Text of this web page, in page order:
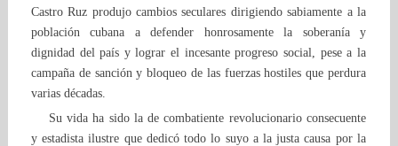
Castro Ruz produjo cambios seculares dirigiendo sabiamente a la
población cubana a defender honrosamente la soberanía y
dignidad del país y lograr el incesante progreso social, pese a la
campaña de sanción y bloqueo de las fuerzas hostiles que perdura
varias décadas.
Su vida ha sido la de combatiente revolucionario consecuente
y estadista ilustre que dedicó todo lo suyo a la justa causa por la